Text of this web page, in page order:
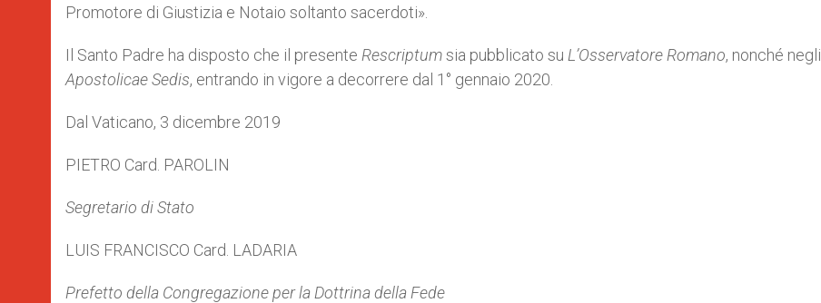
Promotore di Giustizia e Notaio soltanto sacerdoti».
Il Santo Padre ha disposto che il presente Rescriptumsia pubblicato su L’Osservatore Romano, nonché negli
Apostolicae Sedis, entrando in vigore a decorrere dal 1° gennaio 2020.
Dal Vaticano, 3 dicembre 2019
PIETRO Card. PAROLIN
Segretario di Stato
LUIS FRANCISCO Card. LADARIA
Prefetto della Congregazione per la Dottrina della Fede